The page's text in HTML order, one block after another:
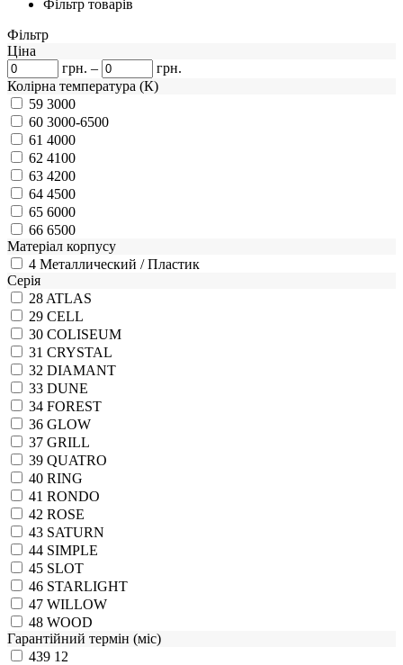
Фільтр товарів
Фiльтр
Ціна
грн. –
грн.
Колірна температура (К)
59 3000
60 3000-6500
61 4000
62 4100
63 4200
64 4500
65 6000
66 6500
Матеріал корпусу
4 Металлический / Пластик
Серія
28 ATLAS
29 CELL
30 COLISEUM
31 CRYSTAL
32 DIAMANT
33 DUNE
34 FOREST
36 GLOW
37 GRILL
39 QUATRO
40 RING
41 RONDO
42 ROSE
43 SATURN
44 SIMPLE
45 SLOT
46 STARLIGHT
47 WILLOW
48 WOOD
Гарантійний термін (міс)
439 12